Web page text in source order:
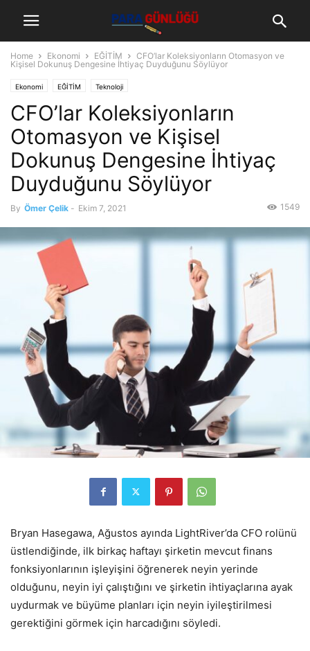
Home Ekonomi EĞİTİM
CFO’lar Koleksiyonların Otomasyon ve
Kişisel Dokunuş Dengesine İhtiyaç Duyduğunu Söylüyor
Ekonomi EĞİTİM Teknoloji
CFO’lar Koleksiyonların
Otomasyon ve Kişisel
Dokunuş Dengesine İhtiyaç
Duyduğunu Söylüyor
By Ömer Çelik - Ekim 7, 2021 1549
Bryan Hasegawa, Ağustos ayında LightRiver’da CFO rolünü
üstlendiğinde, ilk birkaç haftayı şirketin mevcut finans
fonksiyonlarının işleyişini öğrenerek neyin yerinde
olduğunu, neyin iyi çalıştığını ve şirketin ihtiyaçlarına ayak
uydurmak ve büyüme planları için neyin iyileştirilmesi
gerektiğini görmek için harcadığını söyledi.